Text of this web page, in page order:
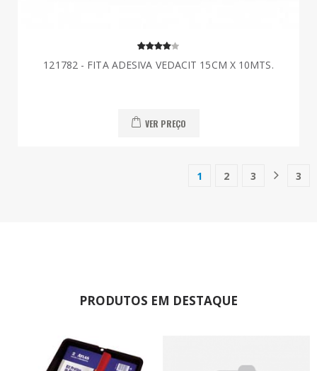
121782 - FITA ADESIVA VEDACIT 15CM X 10MTS.
VER PREÇO
1(current)
2 3 3
PRODUTOS EM DESTAQUE